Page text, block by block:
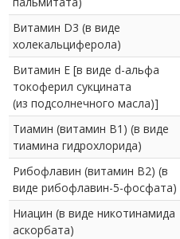
Витамин D3 (в виде
холекальциферола)
Витамин E [в виде d-альфа
токоферил сукцината
(из подсолнечного масла)]
Тиамин (витамин B1) (в виде
тиамина гидрохлорида)
Рибофлавин (витамин B2) (в
виде рибофлавин-5-фосфата)
Ниацин (в виде никотинамида
аскорбата)